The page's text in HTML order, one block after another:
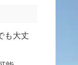
も大丈